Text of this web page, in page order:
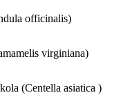
officinalis)
virginiana)
(Centella asiatica )